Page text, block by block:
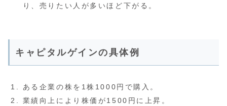
り、売りたい人が多いほど下がる。
キャピタルゲインの具体例
ある企業の株を1株1000円で購入。
業績向上により株価が1500円に上昇。